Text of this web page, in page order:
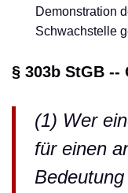
Demonstration
Schwachstelle
§ 303b StGB --
(1) Wer
für einen